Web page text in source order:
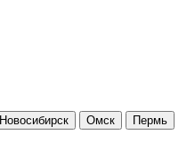
Новосибирск Омск
Пермь